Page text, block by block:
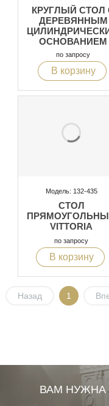
КРУГЛЫЙ СТОЛ
ДЕРЕВЯННЫМ
ОСНОВАНИЕМ
по запросу
В корзину
Модель: 132-435
СТОЛ
VITTORIA
по запросу
В корзину
Назад 1
ВАМ